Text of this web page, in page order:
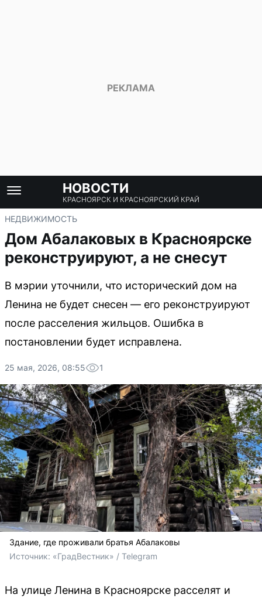
НОВОСТИ
КРАСНОЯРСК И КРАСНОЯРСКИЙ КРАЙ
НЕДВИЖИМОСТЬ
Дом Абалаковых в Красноярске
реконструируют, а не снесут
В мэрии уточнили, что исторический дом на
Ленина не будет снесен — его реконструируют
после расселения жильцов. Ошибка в
постановлении будет исправлена.
25 мая, 2026, 08:55 1
Здание, где проживали братья Абалаковы
Источник: «ГрадВестник» / Telegram
На улице Ленина в Красноярске расселят и